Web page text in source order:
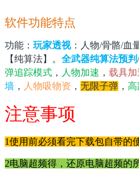
软件功能特点
功能： 玩家透视：人物/骨骼/血
【纯算法】。 全武器纯算法预判
弹追踪模式 ， 人物加速 ， 载具加
墙 ， 人物吸物资 ， 无限子弹 ， 高
注意事项
1使用前必须看完下载包自带的
2电脑超频得，还原电脑超频的